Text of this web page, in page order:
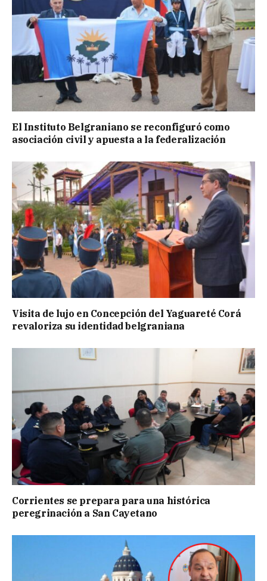
El Instituto Belgraniano se reconfiguró como
asociación civil y apuesta a la federalización
Visita de lujo en Concepción del Yaguareté Corá
revaloriza su identidad belgraniana
Corrientes se prepara para una histórica
peregrinación a San Cayetano